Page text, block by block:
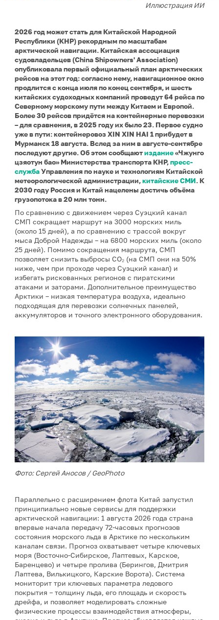
Иллюстрация ИИ
2026 год может стать для Китайской Народной
Республики (КНР) рекордным по масштабам
арктической навигации. Китайская ассоциация
судовладельцев (China Shipowners' Association)
опубликовала первый официальный план арктических
рейсов на этот год: согласно нему, навигационное окно
продлится с конца июля по конец сентября, и шесть
китайских судоходных компаний проведут 64 рейса по
Северному морскому пути между Китаем и Европой.
Более 30 рейсов придётся на контейнерные перевозки
– для сравнения, в 2025 году их было 23. Первое судно
уже в пути: контейнеровоз XIN XIN HAI 1 прибудет в
Мурманск 18 августа. Вслед за ним в августе-сентябре
последуют другие. Об этом сообщаютиздание«Чжунго
цзяотун бао» Министерства транспорта КНР,пресс-
службаУправления по науке и технологиям Китайской
метеорологической администрации,китайские СМИ. К
2030 году Россия и Китай нацелены достичь объёма
грузопотока в 20 млн тонн.
По сравнению с движением через Суэцкий канал
СМП сокращает маршрут на 3000 морских миль
(около 15 дней), а по сравнению с трассой вокруг
мыса Доброй Надежды – на 6800 морских миль (около
25 дней). Помимо сокращения маршрута, СМП
позволяет снизить выбросы CO₂ (на СМП они на 50%
ниже, чем при проходе через Суэцкий канал) и
избегать рискованных регионов с пиратскими
атаками и заторами. Дополнительное преимущество
Арктики – низкая температура воздуха, идеально
подходящая для перевозки солнечных панелей,
аккумуляторов и точного электронного оборудования.
Фото: Сергей Аносов / GeoPhoto
Параллельно с расширением флота Китай запустил
принципиально новые сервисы для поддержки
арктической навигации: 1 августа 2026 года страна
впервые начала передачу 72-часовых прогнозов
состояния морского льда в Арктике по нескольким
каналам связи. Прогноз охватывает четыре ключевых
моря (Восточно-Сибирское, Лаптевых, Карское,
Баренцево) и четыре пролива (Берингов, Дмитрия
Лаптева, Вилькицкого, Карские Ворота). Система
мониторит три ключевых параметра ледового
покрытия – толщину льда, его площадь и скорость
дрейфа, и позволяет моделировать сложные
физические процессы взаимодействия атмосферы,